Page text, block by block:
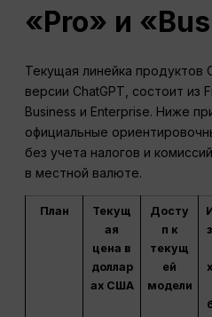
«Pro» и
Текущая линейка продуктов
версии ChatGPT, состоит из
Business и Enterprise. Ниже
официальные
без учета налогов и
в местной валюте.
План
Текущ
ая
цена в
доллар
ах США
Досту
п к
текущ
ей
модели